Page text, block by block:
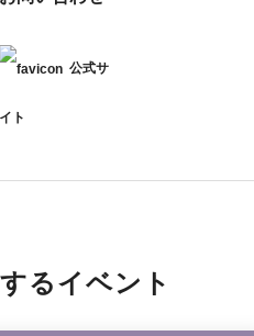
公式サ
イト
るイベント